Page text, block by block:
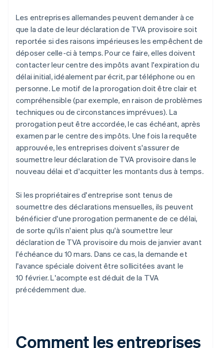
Les entreprises allemandes peuvent demander à ce
que la date de leur déclaration de TVA provisoire soit
reportée si des raisons impérieuses les empêchent de
déposer celle-ci à temps. Pour ce faire, elles doivent
contacter leur centre des impôts avant l'expiration du
délai initial, idéalement par écrit, par téléphone ou en
personne. Le motif de la prorogation doit être clair et
compréhensible (par exemple, en raison de problèmes
techniques ou de circonstances imprévues). La
prorogation peut être accordée, le cas échéant, après
examen par le centre des impôts. Une fois la requête
approuvée, les entreprises doivent s'assurer de
soumettre leur déclaration de TVA provisoire dans le
nouveau délai et d'acquitter les montants dus à temps.
Si les propriétaires d'entreprise sont tenus de
soumettre des déclarations mensuelles, ils peuvent
bénéficier d'une prorogation permanente de ce délai,
de sorte qu'ils n'aient plus qu'à soumettre leur
déclaration de TVA provisoire du mois de janvier avant
l'échéance du 10 mars. Dans ce cas, la demande et
l'avance spéciale doivent être sollicitées avant le
10 février. L'acompte est déduit de la TVA
précédemment due.
Comment les entreprises